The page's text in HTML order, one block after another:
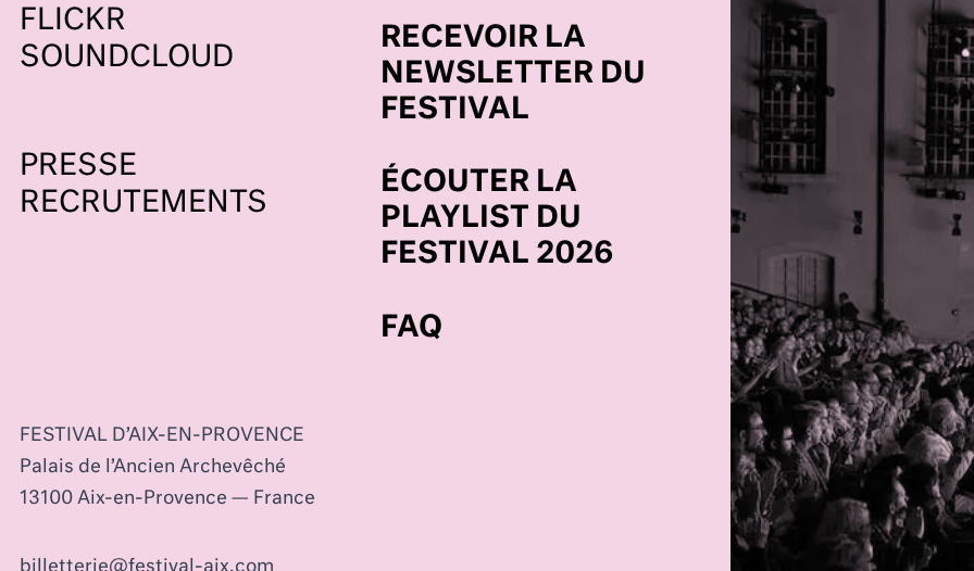
FLICKR
SOUNDCLOUD
PRESSE
RECRUTEMENTS
RECEVOIR LA
NEWSLETTER DU
FESTIVAL
ÉCOUTER LA
PLAYLIST DU
FESTIVAL 2026
FAQ
FESTIVAL D’AIX-EN-PROVENCE
Palais de l’Ancien Archevêché
13100 Aix-en-Provence — France
billetterie@festival-aix.com